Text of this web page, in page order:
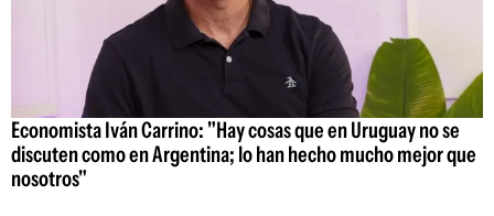
Economista Iván Carrino: "Hay cosas que en Uruguay no se
discuten como en Argentina; lo han hecho mucho mejor que
nosotros"